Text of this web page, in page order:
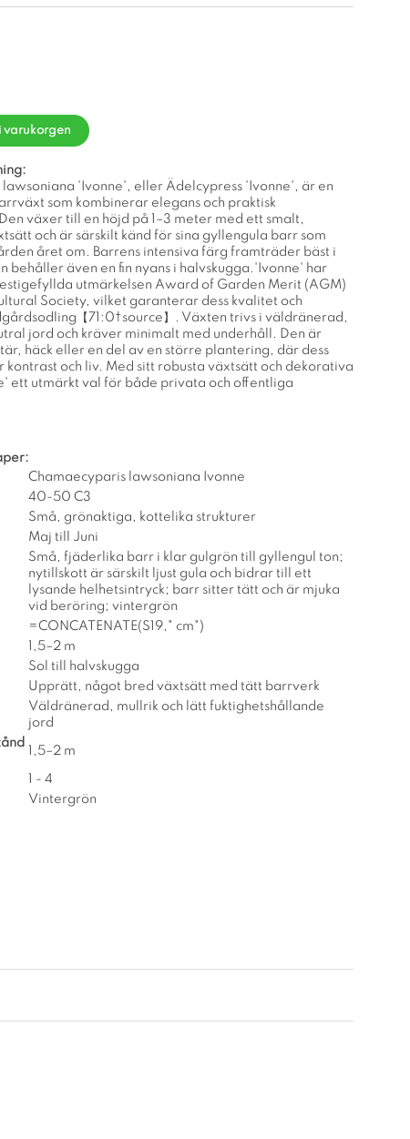
varukorgen
lawsoniana 'Ivonne', eller Ädelcypress 'Ivonne', är en
som kombinerar elegans och praktisk
växer till en höjd på 1–3 meter med ett smalt,
och är särskilt känd för sina gyllengula barr som
året om. Barrens intensiva färg framträder bäst i
behåller även en fin nyans i halvskugga.'Ivonne' har
utmärkelsen Award of Garden Merit (AGM)
Society, vilket garanterar dess kvalitet och
【71:0†source】. Växten trivs i väldränerad,
jord och kräver minimalt med underhåll. Den är
häck eller en del av en större plantering, där dess
kontrast och liv. Med sitt robusta växtsätt och dekorativa
ett utmärkt val för både privata och offentliga
Chamaecyparis lawsoniana Ivonne
40-50 C3
Små, grönaktiga, kottelika strukturer
Maj till Juni
Små, fjäderlika barr i klar gulgrön till gyllengul ton;
nytillskott är särskilt ljust gula och bidrar till ett
lysande helhetsintryck; barr sitter tätt och är mjuka
vid beröring; vintergrön
=CONCATENATE(S19," cm")
1,5–2 m
Sol till halvskugga
Upprätt, något bred växtsätt med tätt barrverk
Väldränerad, mullrik och lätt fuktighetshållande
jord
1,5–2 m
1 - 4
Vintergrön